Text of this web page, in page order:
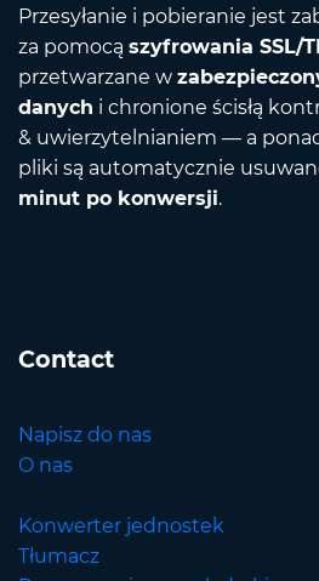
Przesyłanie i pobieranie jest
za pomocą szyfrowania SSL/
przetwarzane w
danych i chronione ścisłą
& uwierzytelnianiem — a
pliki są automatycznie
minut po konwersji.
Contact
Napisz do nas
O nas
Konwerter jednostek
Tłumacz